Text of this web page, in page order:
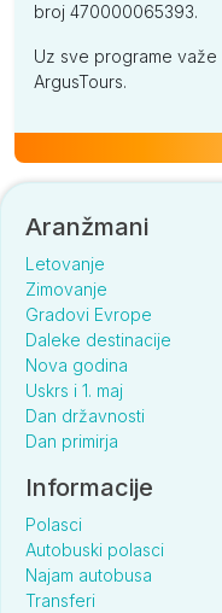
broj 470000065393.
Uz sve programe važe
ArgusTours.
Aranžmani
Letovanje
Zimovanje
Gradovi Evrope
Daleke destinacije
Nova godina
Uskrs i 1. maj
Dan državnosti
Dan primirja
Informacije
Polasci
Autobuski polasci
Najam autobusa
Transferi